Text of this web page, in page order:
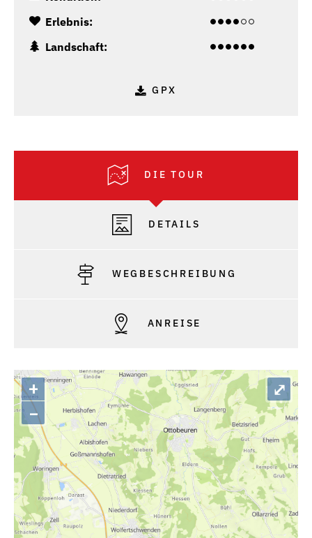
Erlebnis:
Landschaft:
GPX
DIE TOUR
DETAILS
WEGBESCHREIBUNG
ANREISE
+
–
⤢